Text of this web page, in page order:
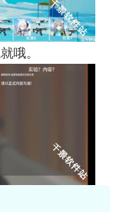
哦。